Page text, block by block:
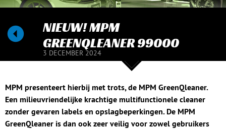
NIEUW! MPM
GREENQLEANER 99000
3 DECEMBER 2024
MPM presenteert hierbij met trots, de MPM GreenQleaner.
Een milieuvriendelijke krachtige multifunctionele cleaner
zonder gevaren labels en opslagbeperkingen. De MPM
GreenQleaner is dan ook zeer veilig voor zowel gebruikers